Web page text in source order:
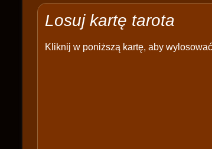
Losuj kartę tarota
Kliknij w poniższą kartę, aby